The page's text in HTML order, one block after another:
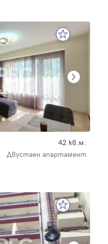
42 кв.м.
Двустаен апартамент